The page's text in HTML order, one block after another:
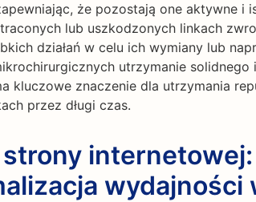
że pozostają one aktywne i
lub uszkodzonych linkach
działań w celu ich wymiany lub
utrzymanie
kluczowe znaczenie dla utrzymania
przez długi czas.
internetowej:
wydajności